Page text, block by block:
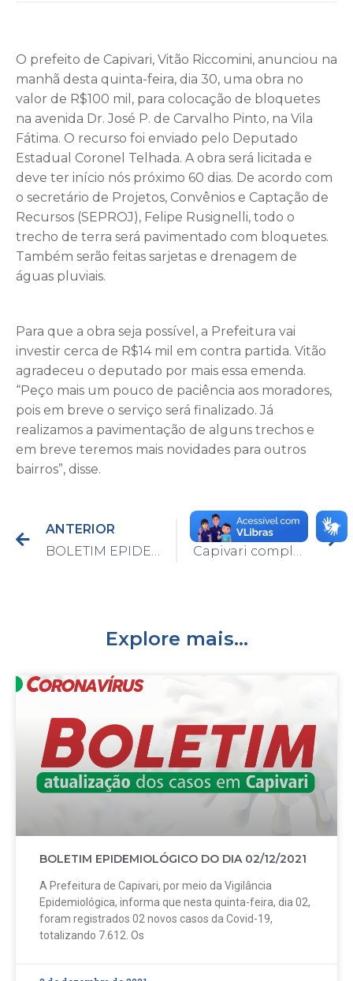
O prefeito de Capivari, Vitão Riccomini, anunciou na
manhã desta quinta-feira, dia 30, uma obra no
valor de R$100 mil, para colocação de bloquetes
na avenida Dr. José P. de Carvalho Pinto, na Vila
Fátima. O recurso foi enviado pelo Deputado
Estadual Coronel Telhada. A obra será licitada e
deve ter início nós próximo 60 dias. De acordo com
o secretário de Projetos, Convênios e Captação de
Recursos (SEPROJ), Felipe Rusignelli, todo o
trecho de terra será pavimentado com bloquetes.
Também serão feitas sarjetas e drenagem de
águas pluviais.
Para que a obra seja possível, a Prefeitura vai
investir cerca de R$14 mil em contra partida. Vitão
agradeceu o deputado por mais essa emenda.
“Peço mais um pouco de paciência aos moradores,
pois em breve o serviço será finalizado. Já
realizamos a pavimentação de alguns trechos e
em breve teremos mais novidades para outros
bairros”, disse.
ANTERIOR
PRÓXIMO
Explore mais...
BOLETIM EPIDEMIOLÓGICO DO DIA 02/12/2021
A Prefeitura de Capivari, por meio da Vigilância
Epidemiológica, informa que nesta quinta-feira, dia 02,
foram registrados 02 novos casos da Covid-19,
totalizando 7.612. Os